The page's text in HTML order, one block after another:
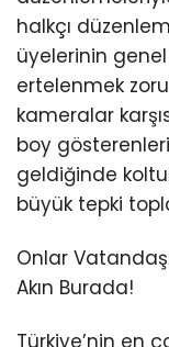
halkçı
üyelerinin
ertelenmek
kameralar
boy
geldiğinde
büyük tepki
Onlar
Akın Burada!
Türkiye’nin en